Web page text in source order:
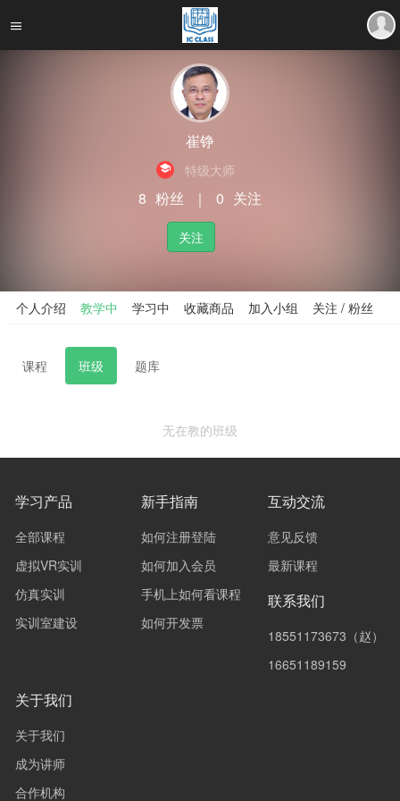
崔铮
特级大师
8 粉丝 ｜ 0 关注
关注
个人介绍 教学中 学习中 收藏商品 加入小组 关注 / 粉丝
课程 班级 题库
无在教的班级
学习产品
全部课程
虚拟VR实训
仿真实训
实训室建设
新手指南
如何注册登陆
如何加入会员
手机上如何看课程
如何开发票
互动交流
意见反馈
最新课程
联系我们
18551173673（赵）
16651189159
关于我们
关于我们
成为讲师
合作机构